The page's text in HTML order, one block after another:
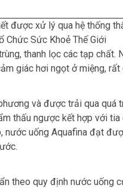
được xử lý qua hệ thống
Chức Sức Khoẻ Thế Giới
thanh lọc các tạp chất.
giác hơi ngọt ở miệng, rất
và được trải qua
thấu ngược kết hợp với
nước uống Aquafina đạt
theo quy định nước uống